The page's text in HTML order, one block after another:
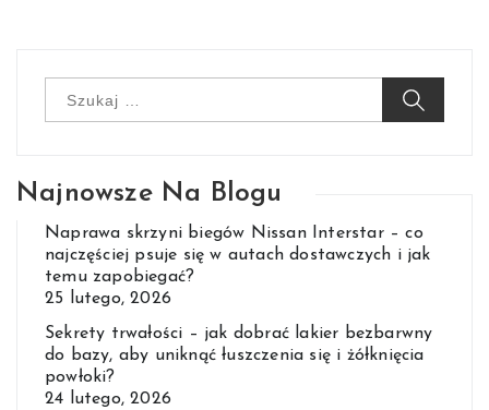
Najnowsze Na Blogu
Naprawa skrzyni biegów Nissan Interstar – co
najczęściej psuje się w autach dostawczych i jak
temu zapobiegać?
25 lutego, 2026
Sekrety trwałości – jak dobrać lakier bezbarwny
do bazy, aby uniknąć łuszczenia się i żółknięcia
powłoki?
24 lutego, 2026